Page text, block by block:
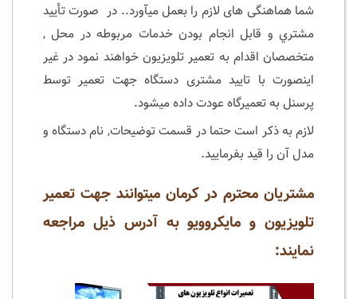
شما هماهنگی های لازم را بعمل میآورد.. در صورت تأييد
مشتري و قابل انجام بودن خدمات مربوطه در محل ,
متخصصان اقدام به تعمير تلويزيون خواهند نمود در غیر
اینصورت با تایید مشتری دستگاه جهت تعمیر توسط
پرسنل به تعمیرگاه عودت داده میشود.
لازم به ذکر است حتما در قسمت توضیحات, نام دستگاه و
مدل آن را قید بفرمایید.
مشتریان محترم‌ در کرمان میتوانند جهت تعمیر
تلویزیون و مایکروویو به آدرس ذیل مراجعه
نمایند: